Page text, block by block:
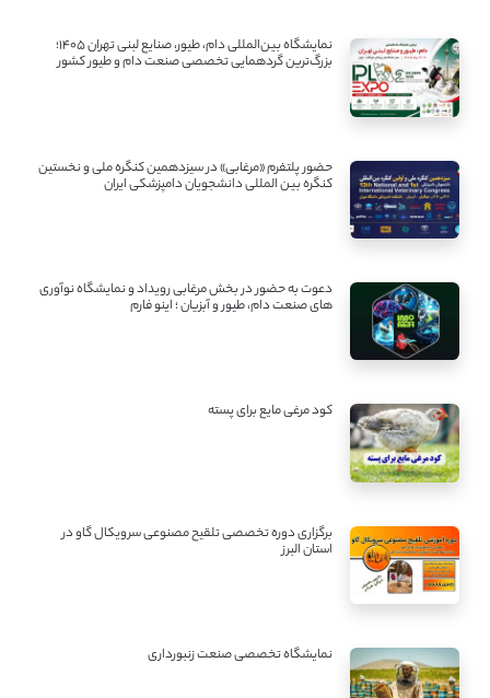
نمایشگاه بین‌المللی دام، طیور، صنایع لبنی تهران ۱۴۰۵؛
بزرگ‌ترین گردهمایی تخصصی صنعت دام و طیور کشور
حضور پلتفرم «مرغابی» در سیزدهمین کنگره ملی و نخستین
کنگره بین ‌المللی دانشجویان دامپزشکی ایران
دعوت به حضور در بخش مرغابی رویداد و نمایشگاه نوآوری
های صنعت دام، طیور و آبزیان ؛ اینو فارم
کود مرغی مایع برای پسته
برگزاری دوره تخصصی تلقیح مصنوعی سرویکال گاو در
استان البرز
نمایشگاه تخصصی صنعت زنبورداری